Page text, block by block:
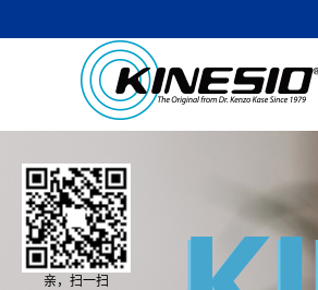
亲，扫一扫